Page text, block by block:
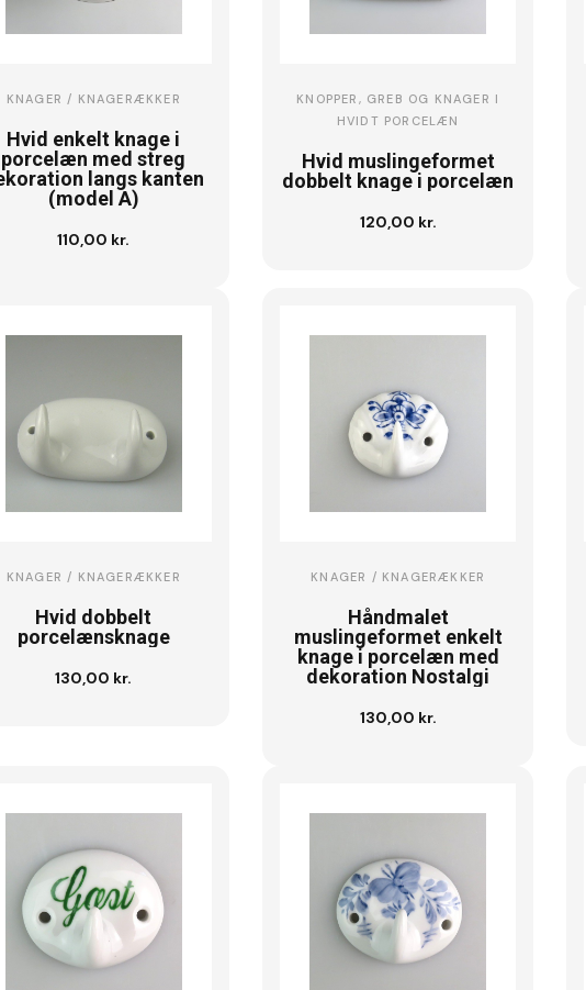
KNAGER / KNAGERÆKKER
Hvid enkelt knage i
porcelæn med streg
langs kanten
(model A)
110,00 kr.
Se vare
KNOPPER, GREB OG KNAGER I
HVIDT PORCELÆN
Hvid muslingeformet
dobbelt knage i porcelæn
120,00 kr.
Læg i kurv
KNAGER / KNAGERÆKKER
Hvid dobbelt
porcelænsknage
130,00 kr.
Læg i kurv
KNAGER / KNAGERÆKKER
Håndmalet
muslingeformet enkelt
knage i porcelæn med
dekoration Nostalgi
130,00 kr.
Se vare